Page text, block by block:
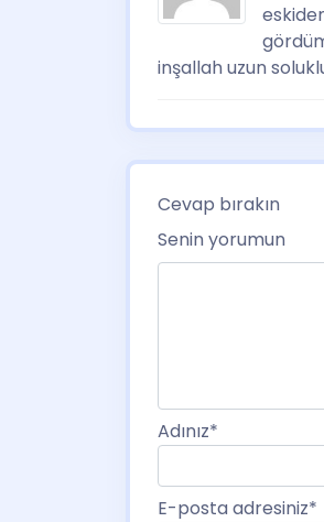
inşallah uzun
Cevap bırakın
Senin yorumun
Adınız*
E-posta adresiniz*